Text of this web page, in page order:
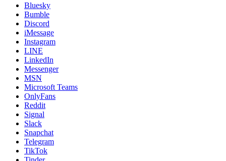
Bluesky
Bumble
Discord
iMessage
Instagram
LINE
LinkedIn
Messenger
MSN
Microsoft Teams
OnlyFans
Reddit
Signal
Slack
Snapchat
Telegram
TikTok